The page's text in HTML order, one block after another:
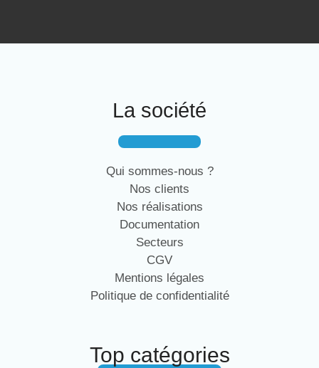
La société
Qui sommes-nous ?
Nos clients
Nos réalisations
Documentation
Secteurs
CGV
Mentions légales
Politique de confidentialité
Top catégories